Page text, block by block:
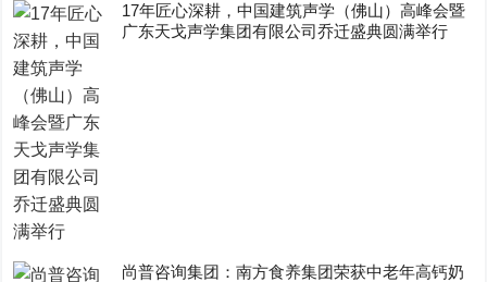
17年匠心深耕，中国建筑声学（佛山）高峰会暨
广东天戈声学集团有限公司乔迁盛典圆满举行
尚普咨询集团：南方食养集团荣获中老年高钙奶